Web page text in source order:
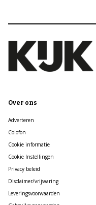
Over ons
Adverteren
Colofon
Cookie informatie
Cookie Instellingen
Privacy beleid
Disclaimer/vrijwaring
Leveringsvoorwaarden